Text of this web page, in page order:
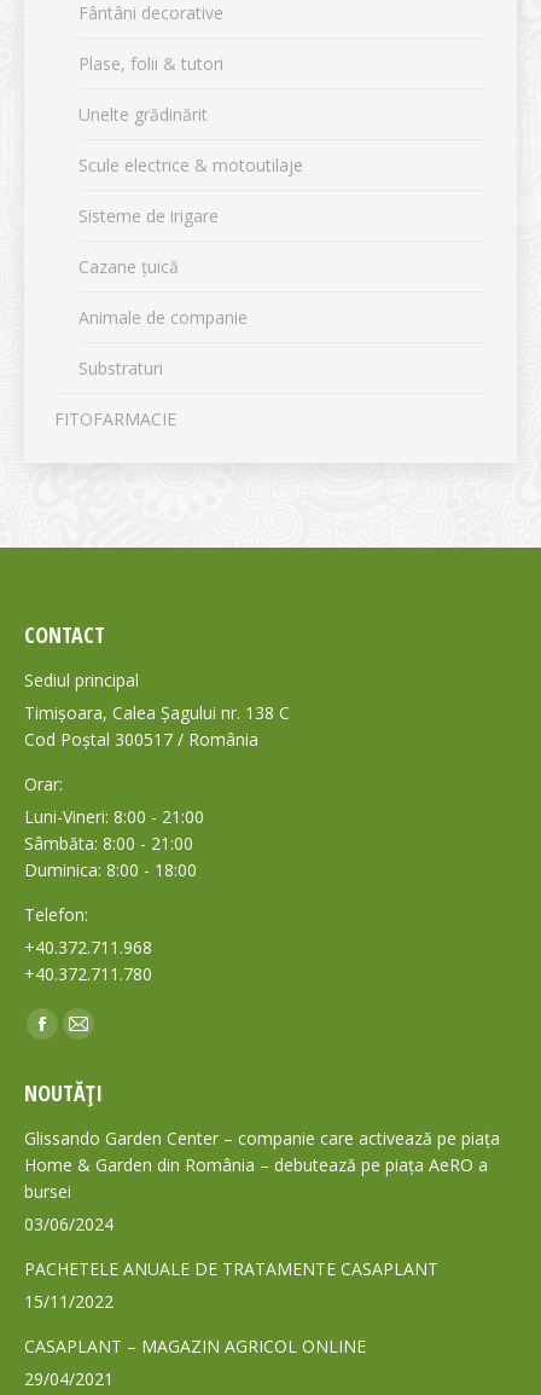
Fântâni decorative
Plase, folii & tutori
Unelte grădinărit
Scule electrice & motoutilaje
Sisteme de irigare
Cazane țuică
Animale de companie
Substraturi
FITOFARMACIE
CONTACT
Sediul principal
Timișoara, Calea Șagului nr. 138 C
Cod Poștal 300517 / România
Orar:
Luni-Vineri: 8:00 - 21:00
Sâmbăta: 8:00 - 21:00
Duminica: 8:00 - 18:00
Telefon:
+40.372.711.968
+40.372.711.780
Find us on:
Facebook
opens
in
new
window
Mail
opens
in
new
NOUTĂȚI
Glissando Garden Center – companie care activează pe piața
Home & Garden din România – debutează pe piața AeRO a
bursei
03/06/2024
PACHETELE ANUALE DE TRATAMENTE CASAPLANT
15/11/2022
CASAPLANT – MAGAZIN AGRICOL ONLINE
29/04/2021